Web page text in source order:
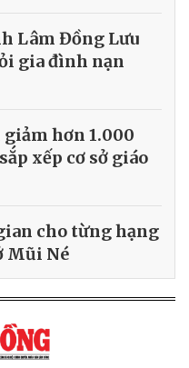
Lâm Đồng Lưu
gia đình nạn
hơn 1.000
xếp cơ sở giáo
cho từng hạng
Mũi Né